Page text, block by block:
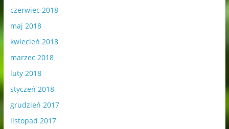
czerwiec 2018
maj 2018
kwiecień 2018
marzec 2018
luty 2018
styczeń 2018
grudzień 2017
listopad 2017